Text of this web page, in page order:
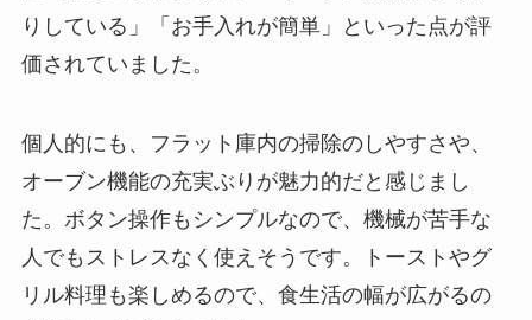
りしている」「お手入れが簡単」といった点が評
価されていました。
個人的にも、フラット庫内の掃除のしやすさや、
オーブン機能の充実ぶりが魅力的だと感じまし
た。ボタン操作もシンプルなので、機械が苦手な
人でもストレスなく使えそうです。トーストやグ
リル料理も楽しめるので、食生活の幅が広がるの